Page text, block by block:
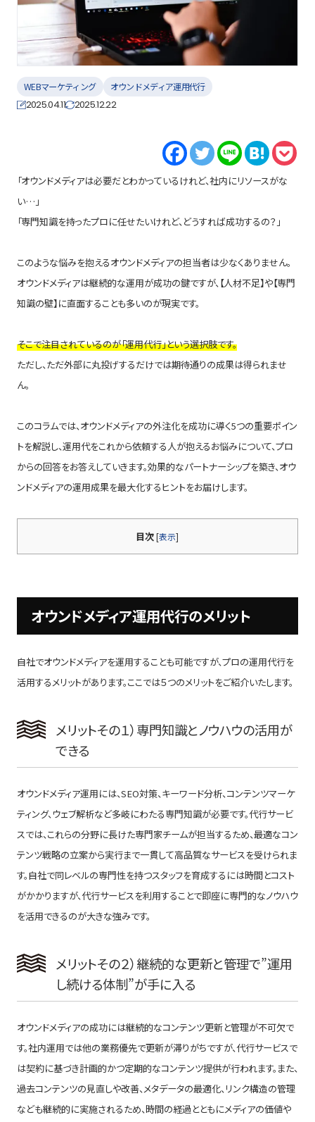
WEBマーケティング オウンドメディア運用代行
2025.04.11 2025.12.22
「オウンドメディアは必要だとわかっているけれど、社内にリソースがな
い…」
「専門知識を持ったプロに任せたいけれど、どうすれば成功するの？」
このような悩みを抱えるオウンドメディアの担当者は少なくありません。
オウンドメディアは継続的な運用が成功の鍵ですが、【人材不足】や【専門
知識の壁】に直面することも多いのが現実です。
そこで注目されているのが「運用代行」という選択肢です。
ただし、ただ外部に丸投げするだけでは期待通りの成果は得られませ
ん。
このコラムでは、オウンドメディアの外注化を成功に導く5つの重要ポイン
トを解説し、運用代をこれから依頼する人が抱えるお悩みについて、プロ
からの回答をお答えしていきます。効果的なパートナーシップを築き、オウ
ンドメディアの運用成果を最大化するヒントをお届けします。
目次[表示]
オウンドメディア運用代行のメリット
自社でオウンドメディアを運用することも可能ですが、プロの運用代行を
活用するメリットがあります。ここでは５つのメリットをご紹介いたします。
メリットその１）専門知識とノウハウの活用が
できる
オウンドメディア運用には、SEO対策、キーワード分析、コンテンツマーケ
ティング、ウェブ解析など多岐にわたる専門知識が必要です。代行サービ
スでは、これらの分野に長けた専門家チームが担当するため、最適なコン
テンツ戦略の立案から実行まで一貫して高品質なサービスを受けられま
す。自社で同レベルの専門性を持つスタッフを育成するには時間とコスト
がかかりますが、代行サービスを利用することで即座に専門的なノウハウ
を活用できるのが大きな強みです。
メリットその２）継続的な更新と管理で”運用
し続ける体制”が手に入る
オウンドメディアの成功には継続的なコンテンツ更新と管理が不可欠で
す。社内運用では他の業務優先で更新が滞りがちですが、代行サービスで
は契約に基づき計画的かつ定期的なコンテンツ提供が行われます。また、
過去コンテンツの見直しや改善、メタデータの最適化、リンク構造の管理
なども継続的に実施されるため、時間の経過とともにメディアの価値や